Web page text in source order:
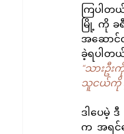
ကြပါတ
မြို့ ကို ခ
အဆောင်လ
ခဲ့ရပါတ
“သားဦ
သူငယ်ကို နွ
ဒါပေမဲ့
က အရင်န